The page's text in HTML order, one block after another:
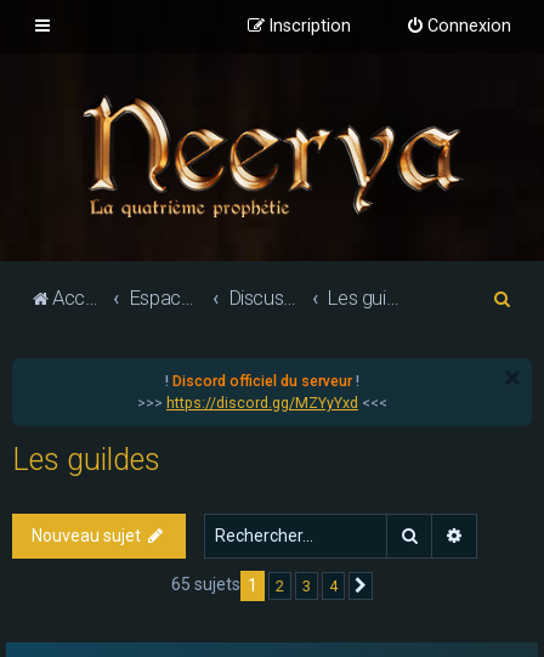
Connexion
Inscription
Accueil du forum Espace communautaire Discussions générales Les guildes
! Discord officiel du serveur!
>>> https://discord.gg/MZYyYxd <<<
Les guildes
Nouveau sujet Rechercher
65 sujets 1 2 3 4